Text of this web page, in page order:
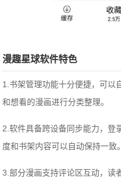
漫趣星球软件特色
1.书架管理功能十分便捷，可以
和想看的漫画进行分类整理。
2.软件具备跨设备同步能力，登
度和书架内容可以自动保持一致。
3.部分漫画支持评论区互动，读